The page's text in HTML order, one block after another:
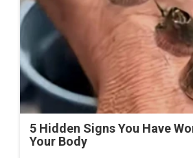
5 Hidden Signs You Have
Your Body